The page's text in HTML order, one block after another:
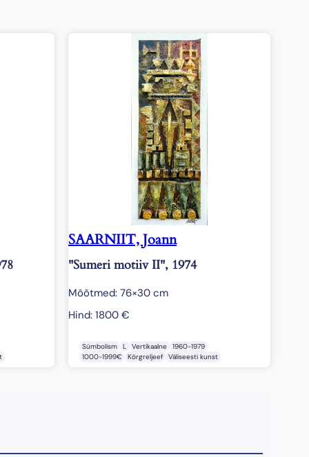
SAARNIIT, Joann
"Sumeri motiiv II", 1974
Mõõtmed: 76×30 cm
Hind: 1800 €
Sümbolism L Vertikaalne
1960-1979
1000-1999€
Kõrgreljeef Väliseesti kunst